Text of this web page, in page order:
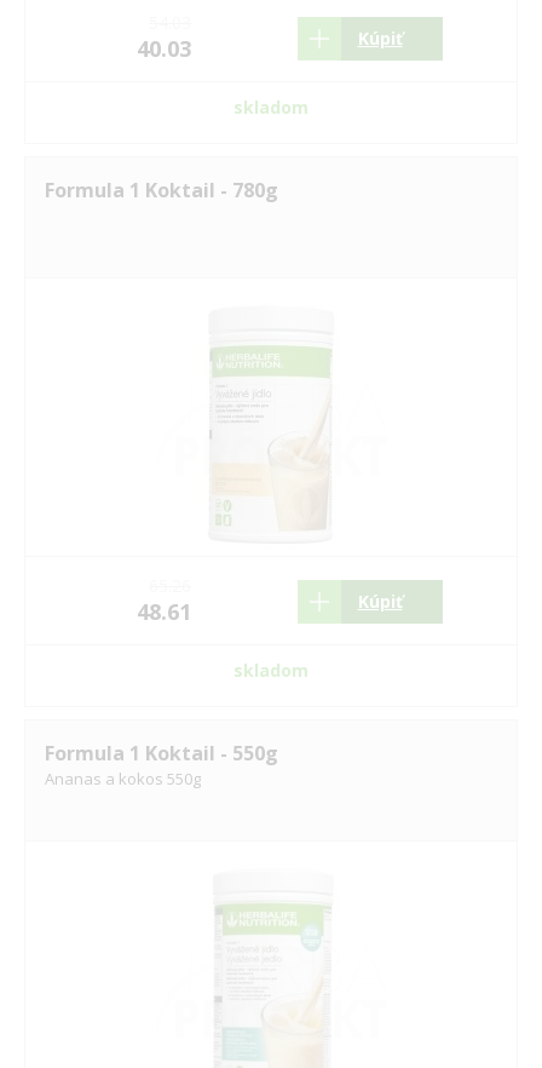
40.03 Kúpiť
skladom
Formula 1 Koktail - 780g
48.61 Kúpiť
skladom
Formula 1 Koktail - 550g
Ananas a kokos 550g